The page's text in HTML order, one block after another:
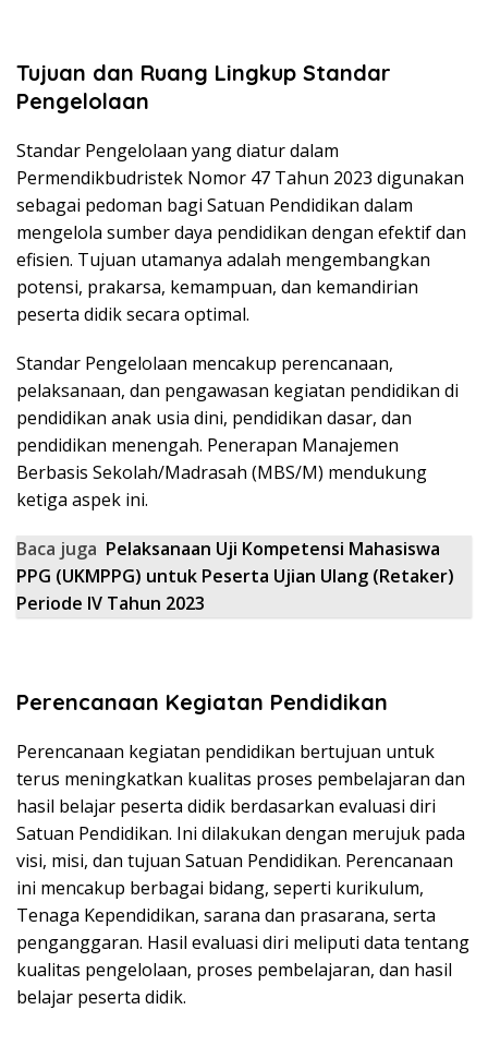
Tujuan dan Ruang Lingkup Standar
Pengelolaan
Standar Pengelolaan yang diatur dalam
Permendikbudristek Nomor 47 Tahun 2023 digunakan
sebagai pedoman bagi Satuan Pendidikan dalam
mengelola sumber daya pendidikan dengan efektif dan
efisien. Tujuan utamanya adalah mengembangkan
potensi, prakarsa, kemampuan, dan kemandirian
peserta didik secara optimal.
Standar Pengelolaan mencakup perencanaan,
pelaksanaan, dan pengawasan kegiatan pendidikan di
pendidikan anak usia dini, pendidikan dasar, dan
pendidikan menengah. Penerapan Manajemen
Berbasis Sekolah/Madrasah (MBS/M) mendukung
ketiga aspek ini.
Baca juga Pelaksanaan Uji Kompetensi Mahasiswa
PPG (UKMPPG) untuk Peserta Ujian Ulang (Retaker)
Periode IV Tahun 2023
Perencanaan Kegiatan Pendidikan
Perencanaan kegiatan pendidikan bertujuan untuk
terus meningkatkan kualitas proses pembelajaran dan
hasil belajar peserta didik berdasarkan evaluasi diri
Satuan Pendidikan. Ini dilakukan dengan merujuk pada
visi, misi, dan tujuan Satuan Pendidikan. Perencanaan
ini mencakup berbagai bidang, seperti kurikulum,
Tenaga Kependidikan, sarana dan prasarana, serta
penganggaran. Hasil evaluasi diri meliputi data tentang
kualitas pengelolaan, proses pembelajaran, dan hasil
belajar peserta didik.